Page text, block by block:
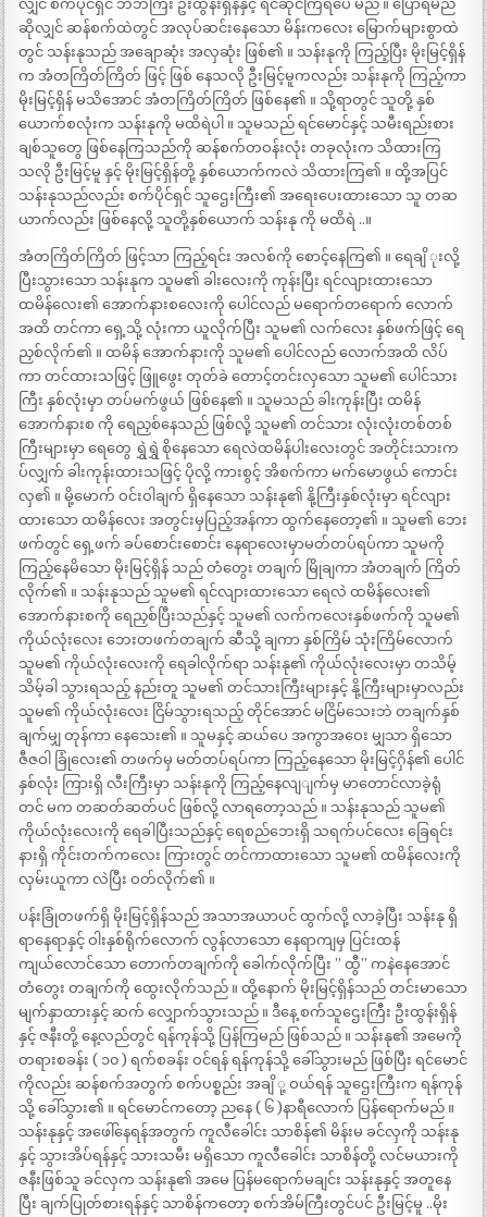
လျှင် စက်ပိုင်ရှင် ဘဘကြီး ဦးထွန်းရှိန်နှင့် ရင်ဆိုင်ကြရပေ မည် ။ ပြောရမည်
ဆိုလျှင် ဆန်စက်ထဲတွင် အလုပ်ဆင်းနေသော မိန်းကလေး မြောက်များစွာထဲ
တွင် သန်းနုသည် အချောဆုံး အလှဆုံး ဖြစ်၏ ။ သန်းနုကို ကြည့်ပြီး မိုးမြင့်ရှိန်
က အံတကြိတ်ကြိတ် ဖြင့် ဖြစ် နေသလို ဦးမြင့်မူကလည်း သန်းနုကို ကြည့်ကာ
မိုးမြင့်ရှိန် မသိအောင် အံတကြိတ်ကြိတ် ဖြစ်နေ၏ ။ သို့ရာတွင် သူတို့ နှစ်
ယောက်စလုံးက သန်းနုကို မထိရဲပါ ။ သူမသည် ရင်မောင်နှင့် သမီးရည်းစား
ချစ်သူတွေ ဖြစ်နေကြသည်ကို ဆန်စက်တဝန်းလုံး တခုလုံးက သိထားကြ
သလို ဦးမြင့်မူ နှင့် မိုးမြင့်ရှိန်တို့ နှစ်ယောက်ကလဲ သိထားကြ၏ ။ ထို့အပြင်
သန်းနုသည်လည်း စက်ပိုင်ရှင် သူဌေးကြီး၏ အရေးပေးထားသော သူ တဆ
ယာက်လည်း ဖြစ်နေလို့ သူတို့နှစ်ယောက် သန်းနု ကို မထိရဲ ..။
အံတကြိတ်ကြိတ် ဖြင့်သာ ကြည့်ရင်း အလစ်ကို စောင့်နေကြ၏ ။ ရေချိ ုးလို့
ပြီးသွားသော သန်းနုက သူမ၏ ခါးလေးကို ကုန်းပြီး ရင်လျားထားသော
ထမိန်လေး၏ အောက်နားစလေးကို ပေါင်လည် မရောက်တရောက် လောက်
အထိ တင်ကာ ရှေ့သို့ လုံးကာ ယူလိုက်ပြီး သူမ၏ လက်လေး နှစ်ဖက်ဖြင့် ရေ
ညှစ်လိုက်၏ ။ ထမိန် အောက်နားကို သူမ၏ ပေါင်လည် လောက်အထိ လိပ်
ကာ တင်ထားသဖြင့် ဖြူဖွေး တုတ်ခဲ တောင့်တင်းလှသော သူမ၏ ပေါင်သား
ကြီး နှစ်လုံးမှာ တပ်မက်ဖွယ် ဖြစ်နေ၏ ။ သူမသည် ခါးကုန်းပြီး ထမိန်
အောက်နားစ ကို ရေညှစ်နေသည် ဖြစ်လို့ သူမ၏ တင်သား လုံးလုံးတစ်တစ်
ကြီးများမှာ ရေတွေ ရွှဲရွှဲ စိုနေသော ရေလဲထမိန်ပါးလေးတွင် အတိုင်းသားက
ပ်လျှက် ခါးကုန်းထားသဖြင့် ပိုလို့ ကားစွင့် အိစက်ကာ မက်မောဖွယ် ကောင်း
လှ၏ ။ မို့မောက် ဝင်းဝါချက် ရှိနေသော သန်းနု၏ နို့ကြီးနှစ်လုံးမှာ ရင်လျား
ထားသော ထမိန်လေး အတွင်းမှပြည့်အန်ကာ ထွက်နေတော့၏ ။ သူမ၏ ဘေး
ဖက်တွင် ရှေ့ဖက် ခပ်စောင်းစောင်း နေရာလေးမှာမတ်တပ်ရပ်ကာ သူမကို
ကြည့်နေမိသော မိုးမြင့်ရှိန် သည် တံတွေး တချက် မြိုချကာ အံတချက် ကြိတ်
လိုက်၏ ။ သန်းနုသည် သူမ၏ ရင်လျားထားသော ရေလဲ ထမိန်လေး၏
အောက်နားစကို ရေညှစ်ပြီးသည်နှင့် သူမ၏ လက်ကလေးနှစ်ဖက်ကို သူမ၏
ကိုယ်လုံးလေး ဘေးတဖက်တချက် ဆီသို့ ချကာ နှစ်ကြိမ် သုံးကြိမ်လောက်
သူမ၏ ကိုယ်လုံးလေးကို ရေခါလိုက်ရာ သန်းနု၏ ကိုယ်လုံးလေးမှာ တသိမ့်
သိမ့်ခါ သွားရသည့် နည်းတူ သူမ၏ တင်သားကြီးများနှင့် နို့ကြီးများမှာလည်း
သူမ၏ ကိုယ်လုံးလေး ငြိမ်သွားရသည့် တိုင်အောင် မငြိမ်သေးဘဲ တချက်နှစ်
ချက်မျှ တုန်ကာ နေသေး၏ ။ သူမနှင့် ဆယ်ပေ အကွာအဝေး မျှသာ ရှိသော
ဇီဇဝါ ခြုံလေး၏ တဖက်မှ မတ်တပ်ရပ်ကာ ကြည့်နေသော မိုးမြင့်ဂှိန်၏ ပေါင်
နှစ်လုံး ကြားရှိ လီးကြီးမှာ သန်းနုကို ကြည့်နေလျျက်မှ မာတောင်လာခဲ့ရုံ
တင် မက တဆတ်ဆတ်ပင် ဖြစ်လို့ လာရတော့သည် ။ သန်းနုသည် သူမ၏
ကိုယ်လုံးလေးကို ရေခါပြီးသည်နှင့် ရေစည်ဘေးရှိ သရက်ပင်လေး ခြေရင်း
နားရှိ ကိုင်းတက်ကလေး ကြားတွင် တင်ကာထားသော သူမ၏ ထမိန်လေးကို
လှမ်းယူကာ လဲပြီး ဝတ်လိုက်၏ ။
ပန်းခြုံတဖက်ရှိ မိုးမြင့်ရှိန်သည် အသာအယာပင် ထွက်လို့ လာခဲ့ပြီး သန်းနု ရှိ
ရာနေရာနှင့် ဝါးနှစ်ရိုက်လောက် လွန်လာသော နေရာကျမှ ပြင်းထန်
ကျယ်လောင်သော တောက်တချက်ကို ခေါက်လိုက်ပြီး ” ထွီ” ကနဲနေအောင်
တံတွေး တချက်ကို ထွေးလိုက်သည် ။ ထို့နောက် မိုးမြင့်ရှိန်သည် တင်းမာသော
မျက်နှာထားနှင့် ဆက် လျှောက်သွားသည် ။ ဒီနေ့ စက်သူဌေးကြီး ဦးထွန်းရှိန်
နှင့် ဇနီးတို့ နေ့လည်တွင် ရန်ကုန်သို့ ပြန်ကြမည် ဖြစ်သည် ။ သန်းနု၏ အမေကို
တရားစခန်း ( ၁၀ ) ရက်စခန်း ဝင်ရန် ရန်ကုန်သို့ ခေါ်သွားမည် ဖြစ်ပြီး ရင်မောင်
ကိုလည်း ဆန်စက်အတွက် စက်ပစ္စည်း အချိ ု့ ဝယ်ရန် သူဌေးကြီးက ရန်ကုန်
သို့ ခေါ်သွား၏ ။ ရင်မောင်ကတော့ ညနေ ( ၆ )နာရီလောက် ပြန်ရောက်မည် ။
သန်းနုနှင့် အဖေါ်နေရန်အတွက် ကူလီခေါင်း သာစိန်၏ မိန်းမ ခင်လှကို သန်းနု
နှင့် သွားအိပ်ရန်နှင့် သားသမီး မရှိသော ကူလီခေါင်း သာစိန်တို့ လင်မယားကို
ဇနီးဖြစ်သူ ခင်လှက သန်းနု၏ အမေ ပြန်မရောက်မချင်း သန်းနုနှင့် အတူနေ
ပြီး ချက်ပြုတ်စားရန်နှင့် သာစိန်ကတော့ စက်အိမ်ကြီးတွင်ပင် ဦးမြင့်မူ ..မိုး